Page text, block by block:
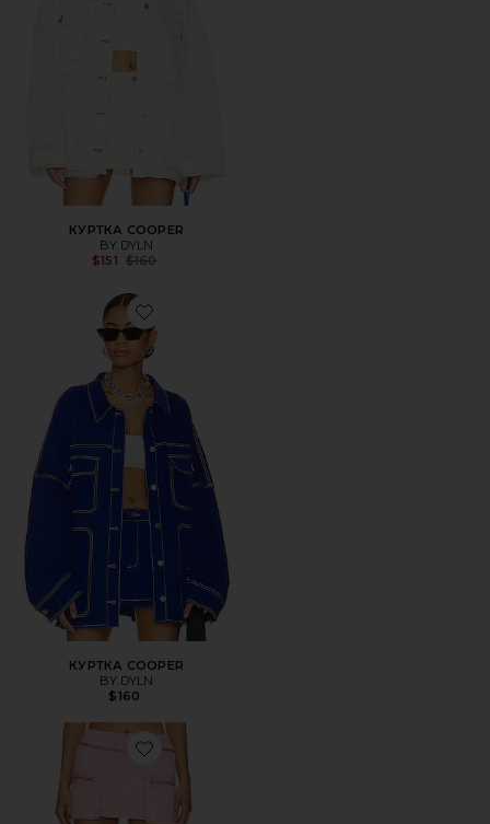
КУРТКА COOPER
BY.DYLN
$151 Previous price:
$160
Favorite КУРТКА COOPER
КУРТКА COOPER
BY.DYLN
$160
Favorite ЮБКА МИНИ MONICA